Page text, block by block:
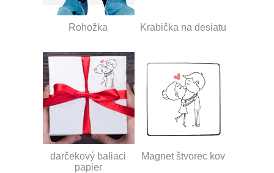
Rohožka Krabička na desiatu
darčekový baliaci
papier
Magnet štvorec kov